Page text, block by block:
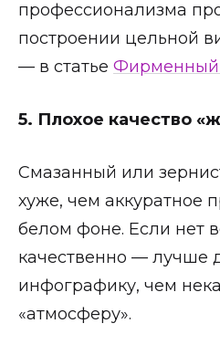
профессионализма
построении цельной
— в статье Фирменный
5. Плохое качество
Смазанный или
хуже, чем аккуратное
белом фоне. Если нет
качественно — лучше
инфографику, чем
«атмосферу».